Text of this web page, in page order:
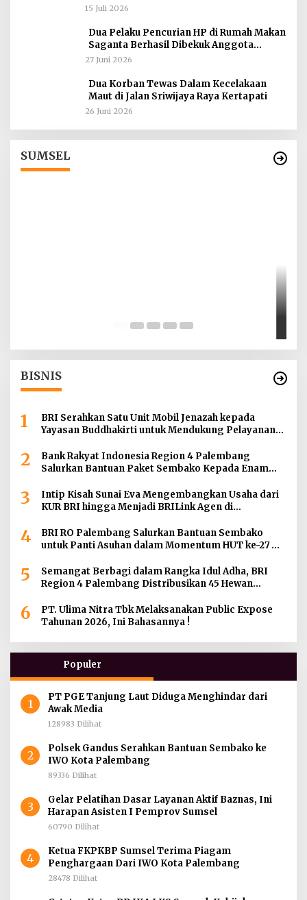
15 Juli 2026
Dua Pelaku Pencurian HP di Rumah Makan
Saganta Berhasil Dibekuk Anggota
Polsekta SU II Palembang !!
27 Juni 2026
Dua Korban Tewas Dalam Kecelakaan
Maut di Jalan Sriwijaya Raya Kertapati
26 Juni 2026
SUMSEL
Operasional Galian Tanpa Izin di Sekitar
Jembatan Sei Siarak, Desa Tanah Abang
Di Berita, Sumsel
BISNIS
1
BRI Serahkan Satu Unit Mobil Jenazah kepada
Yayasan Buddhakirti untuk Mendukung Pelayanan
2
Bank Rakyat Indonesia Region 4 Palembang
Salurkan Bantuan Paket Sembako Kepada Enam
3
Intip Kisah Sunai Eva Mengembangkan Usaha dari
KUR BRI hingga Menjadi BRILink Agen di
4
BRI RO Palembang Salurkan Bantuan Sembako
untuk Panti Asuhan dalam Momentum HUT ke-27
5
Semangat Berbagi dalam Rangka Idul Adha, BRI
Region 4 Palembang Distribusikan 45 Hewan
Jambi dan Kepulauan Bangka
6
PT. Ulima Nitra Tbk Melaksanakan Public Expose
Tahunan 2026, Ini Bahasannya !
Populer
1
PT PGE Tanjung Laut Diduga Menghindar dari
Awak Media
128983 Dilihat
2
Polsek Gandus Serahkan Bantuan Sembako ke
IWO Kota Palembang
89336 Dilihat
3
Gelar Pelatihan Dasar Layanan Aktif Baznas, Ini
Harapan Asisten I Pemprov Sumsel
60790 Dilihat
4
Ketua FKPKBP Sumsel Terima Piagam
Penghargaan Dari IWO Kota Palembang
28478 Dilihat